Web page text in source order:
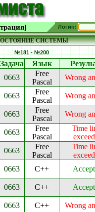
Логин:
СИСТЕМЫ
№181 - №200
Задача Язык
0663
Free
Pascal
Wrong
0663
Free
Pascal
Wrong
0663
Free
Pascal
Wrong
0663
Free
Pascal
Time
0663
Free
Pascal
Time
0663 C++
0663 C++
0663 C++ Wrong